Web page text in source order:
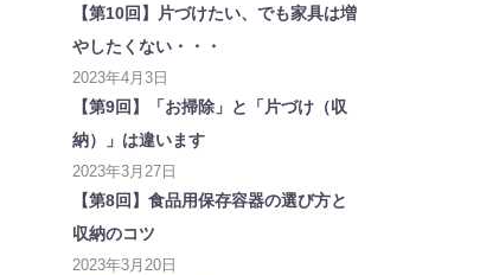
【第10回】片づけたい、でも家具は増
やしたくない・・・
2023年4月3日
【第9回】「お掃除」と「片づけ（収
納）」は違います
2023年3月27日
【第8回】食品用保存容器の選び方と
収納のコツ
2023年3月20日